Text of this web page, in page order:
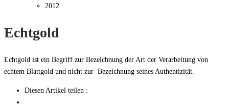
2012
Echtgold
Echtgold ist ein Begriff zur Bezeichnung der Art der Verarbeitung von
echtem Blattgold und nicht zur Bezeichnung seines Authentizität.
Diesen Artikel teilen :